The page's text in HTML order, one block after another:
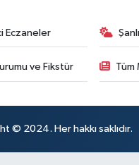
Eczaneler
ve Fikstür Tüm
© 2024. Her hakkı saklıdır.